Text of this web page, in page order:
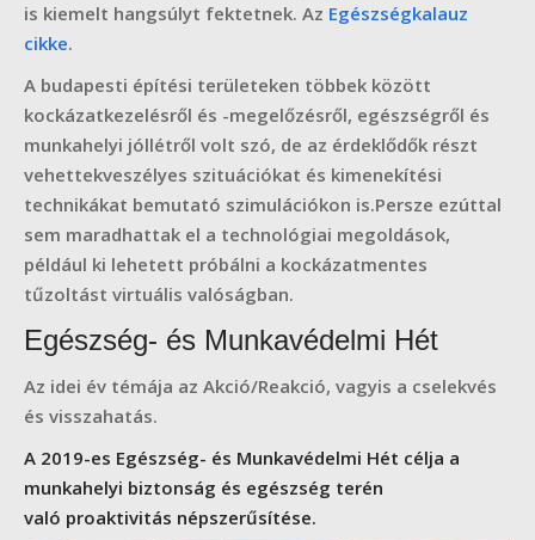
is kiemelt hangsúlyt fektetnek. Az Egészségkalauz
cikke.
A budapesti építési területeken többek között
kockázatkezelésről és -megelőzésről, egészségről és
munkahelyi jóllétről volt szó, de az érdeklődők részt
vehettekveszélyes szituációkat és kimenekítési
technikákat bemutató szimulációkon is.Persze ezúttal
sem maradhattak el a technológiai megoldások,
például ki lehetett próbálni a kockázatmentes
tűzoltást virtuális valóságban.
Egészség- és Munkavédelmi Hét
Az idei év témája az Akció/Reakció, vagyis a cselekvés
és visszahatás.
A 2019-es Egészség- és Munkavédelmi Hét célja a
munkahelyi biztonság és egészség terén
való proaktivitás népszerűsítése.